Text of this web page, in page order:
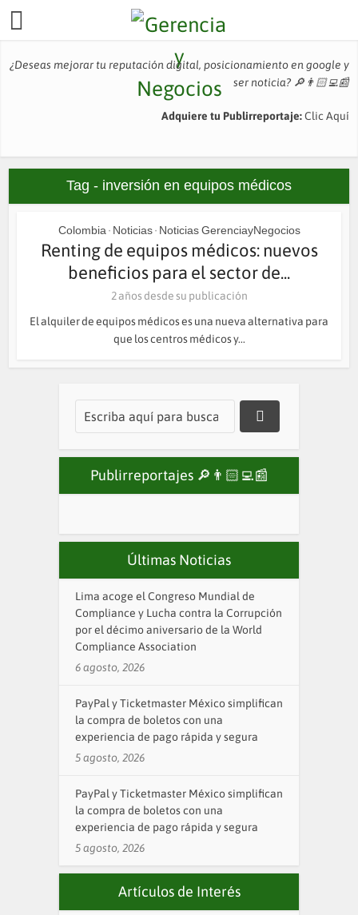
¿Deseas mejorar tu reputación digital, posicionamiento en google y
ser noticia? 🔎👨🏻‍💻📰
Adquiere tu Publirreportaje:Clic Aquí
Tag - inversión en equipos médicos
Colombia • Noticias • Noticias GerenciayNegocios
Renting de equipos médicos: nuevos
beneficios para el sector de...
2 años desde su publicación
El alquiler de equipos médicos es una nueva alternativa para
que los centros médicos y...
Publirreportajes 🔎👨🏻‍💻📰
Últimas Noticias
Lima acoge el Congreso Mundial de
Compliance y Lucha contra la Corrupción
por el décimo aniversario de la World
Compliance Association
6 agosto, 2026
PayPal y Ticketmaster México simplifican
la compra de boletos con una
experiencia de pago rápida y segura
5 agosto, 2026
PayPal y Ticketmaster México simplifican
la compra de boletos con una
experiencia de pago rápida y segura
5 agosto, 2026
Artículos de Interés